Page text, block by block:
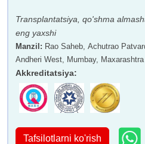
Transplantatsiya, qo'shma
eng yaxshi
Manzil : Rao Saheb, Achutrao
Andheri West, Mumbay,
Akkreditatsiya:
Tafsilotlarni ko'rish